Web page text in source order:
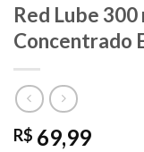
Red Lube
Concentrado
R$ 69,99